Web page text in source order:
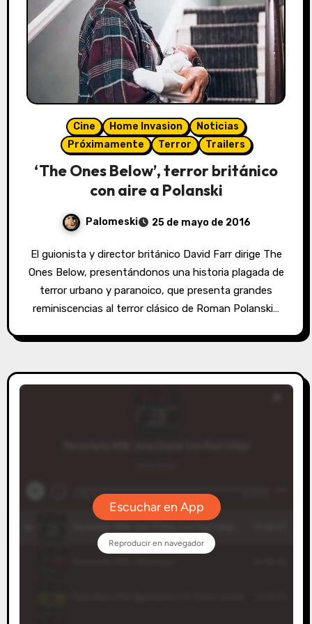
Cine Home Invasion
Noticias
Próximamente
Terror Trailers
‘The Ones Below’, terror británico
con aire a Polanski
Palomeski 25 de mayo de 2016
El guionista y director británico David Farr dirige The
Ones Below, presentándonos una historia plagada de
terror urbano y paranoico, que presenta grandes
reminiscencias al terror clásico de Roman Polanski…